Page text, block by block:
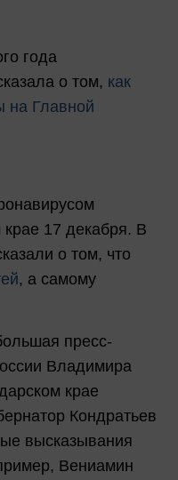
года
о том, как
на Главной
17 декабря. В
о том, что
, а самому
пресс-
Владимира
крае
Кондратьев
высказывания
Вениамин